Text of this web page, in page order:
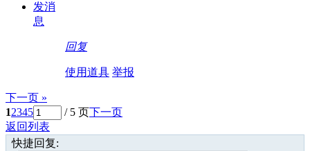
发消
息
回复
使用道具 举报
下一页 »
12345 / 5 页下一页
返回列表
快捷回复: